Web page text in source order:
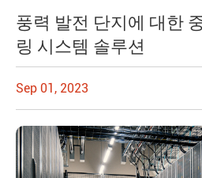
풍력 발전 단지에 대한
링 시스템 솔루션
Sep 01, 2023